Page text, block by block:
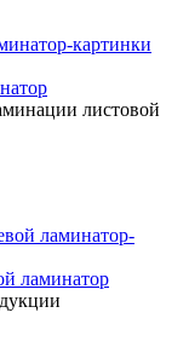
листовой
ламинатор